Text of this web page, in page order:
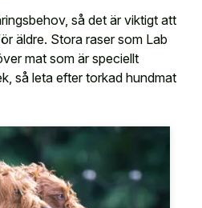
så det är viktigt att
äldre. Stora raser som Lab
mat som är speciellt
så leta efter torkad hundmat